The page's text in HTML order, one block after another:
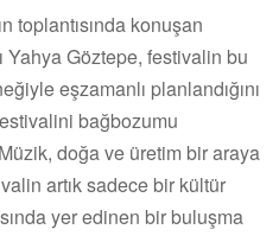
toplantısında konuşan
Göztepe, festivalin bu
eşzamanlı planlandığını
bağbozumu
doğa ve üretim bir araya
artık sadece bir kültür
yer edinen bir buluşma